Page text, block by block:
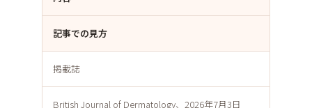
記事での見方
掲載誌
British Journal of Dermatology、2026年7月3日